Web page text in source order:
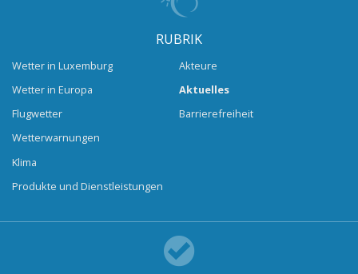
RUBRIK
Wetter in Luxemburg
Wetter in Europa
Flugwetter
Wetterwarnungen
Klima
Produkte und Dienstleistungen
Akteure
Aktuelles
Barrierefreiheit